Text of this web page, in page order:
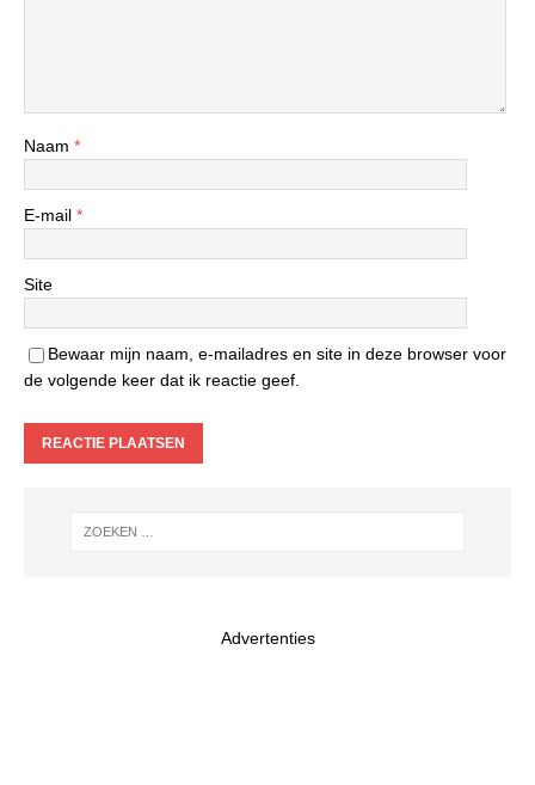
Naam *
E-mail *
Site
Bewaar mijn naam, e-mailadres en site in deze browser voor
de volgende keer dat ik reactie geef.
Advertenties